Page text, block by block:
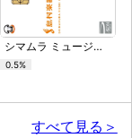
シマムラ ミュージックカード
0.5%
すべて見る＞